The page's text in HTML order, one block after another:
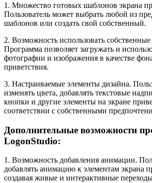
1. Множество готовых шаблонов экрана
Пользователь может выбрать любой из
шаблонов или создать свой собственный.
2. Возможность использовать
Программа позволяет загружать и
фотографии и изображения в качестве
приветствия.
3. Настраиваемые элементы дизайна.
изменять цвета, добавлять текстовые
кнопки и другие элементы на экране
соответствии с собственными
Дополнительные возможности
LogonStudio:
1. Возможность добавления анимации.
добавлять анимацию к элементам экрана
создавая живые и интерактивные